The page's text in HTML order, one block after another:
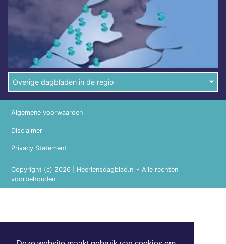
Overige dagbladen in de regio
Copyright (c) 2026 | Heerlensdagblad.nl - Alle rechten
voorbehouden
Algemene voorwaarden
Disclaimer
Privacy Statement